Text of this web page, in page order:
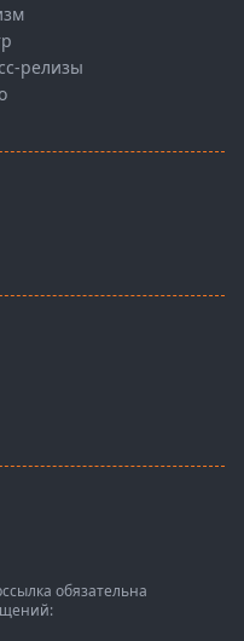
релизы
обязательна